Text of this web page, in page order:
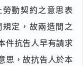
動契約之意思表
定，故兩造間之
件抗告人早有請求
思，故抗告人於本